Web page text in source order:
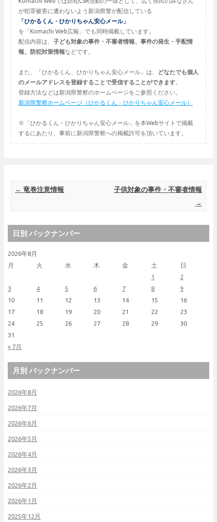
が犯罪被害に遭わないよう新潟県警が配信している
「ひかるくん・ひかりちゃん安心メール」
を「Komachi Web広報」でも同時掲載しています。
配信内容は、 子ども対象の事件・不審者情報、事件の発生・手配情
報、防犯対策情報などです。
また、「ひかるくん、ひかりちゃん安心メール」は、
どなたでも個人
のメールアドレスを登録することで受信することができます。
登録方法などは新潟県警察のホームページをご参照ください。
新潟県警察ホームページ（ひかるくん・ひかりちゃん安心メール）
※「ひかるくん・ひかりちゃん安心メール」を本Webサイトで掲載
するにあたり、事前に新潟県警察への掲載許可を頂いています。
Post navigation
← 竜巻注意情報
子供対象の事件・不審者情報
→
日別 バックナンバー
2026年8月
月
火 水 木 金 土 日
« 7月
1
2
3
4 5 6 7 8
9
10
11 12 13 14 15
16
17
18 19 20 21 22
23
24
25 26 27 28 29
30
31
月別 バックナンバー
2026年8月
2026年7月
2026年6月
2026年5月
2026年4月
2026年3月
2026年2月
2026年1月
2025年12月